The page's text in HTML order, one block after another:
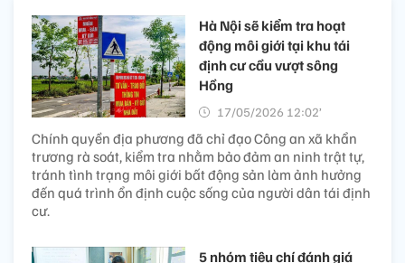
Hà Nội sẽ kiểm tra hoạt
động môi giới tại khu tái
định cư cầu vượt sông
Hồng
17/05/2026 12:02’
Chính quyền địa phương đã chỉ đạo Công an xã khẩn
trương rà soát, kiểm tra nhằm bảo đảm an ninh trật tự,
tránh tình trạng môi giới bất động sản làm ảnh hưởng
đến quá trình ổn định cuộc sống của người dân tái định
cư.
5 nhóm tiêu chí đánh giá